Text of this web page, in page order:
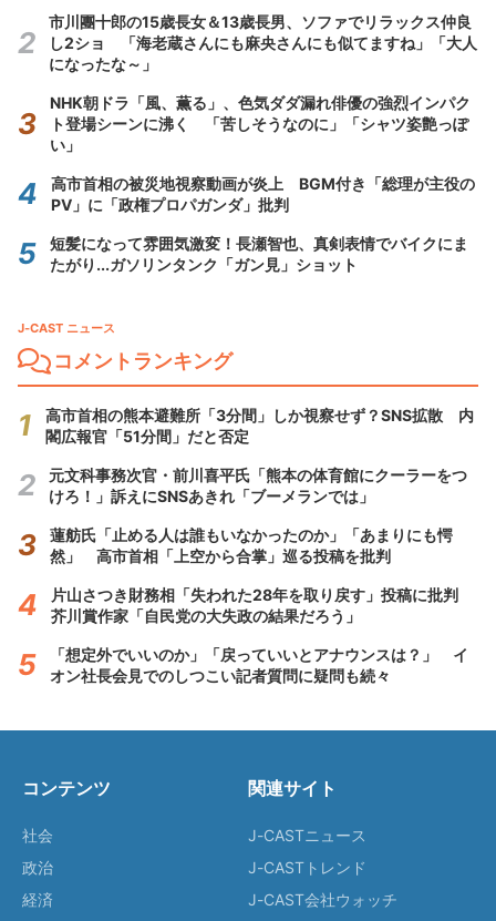
市川團十郎の15歳長女＆13歳長男、ソファでリラックス仲良
し2ショ 「海老蔵さんにも麻央さんにも似てますね」「大人
になったな～」
NHK朝ドラ「風、薫る」、色気ダダ漏れ俳優の強烈インパク
ト登場シーンに沸く 「苦しそうなのに」「シャツ姿艶っぽ
い」
高市首相の被災地視察動画が炎上 BGM付き「総理が主役の
PV」に「政権プロパガンダ」批判
短髪になって雰囲気激変！長瀬智也、真剣表情でバイクにま
たがり...ガソリンタンク「ガン見」ショット
J-CAST ニュース
コメントランキング
高市首相の熊本避難所「3分間」しか視察せず？SNS拡散 内
閣広報官「51分間」だと否定
元文科事務次官・前川喜平氏「熊本の体育館にクーラーをつ
けろ！」訴えにSNSあきれ「ブーメランでは」
蓮舫氏「止める人は誰もいなかったのか」「あまりにも愕
然」 高市首相「上空から合掌」巡る投稿を批判
片山さつき財務相「失われた28年を取り戻す」投稿に批判
芥川賞作家「自民党の大失政の結果だろう」
「想定外でいいのか」「戻っていいとアナウンスは？」 イ
オン社長会見でのしつこい記者質問に疑問も続々
コンテンツ
社会
政治
経済
関連サイト
J-CASTニュース
J-CASTトレンド
J-CAST会社ウォッチ